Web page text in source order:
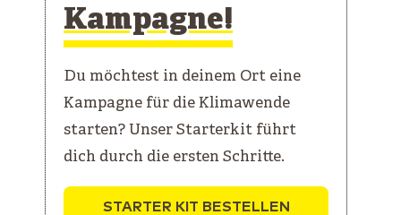
Kampagne!
Du möchtest in deinem Ort eine
Kampagne für die Klimawende
starten? Unser Starterkit führt
dich durch die ersten Schritte.
STARTER KIT BESTELLEN